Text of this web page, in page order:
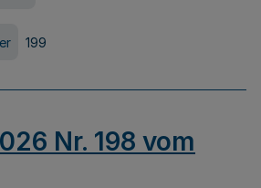
199
Nr. 198 vom